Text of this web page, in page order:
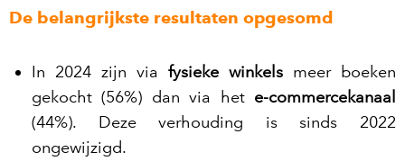
De belangrijkste resultaten opgesomd
In 2024 zijn via fysieke winkels meer boeken
gekocht (56%) dan via het e-commercekanaal
(44%). Deze verhouding is sinds 2022
ongewijzigd.